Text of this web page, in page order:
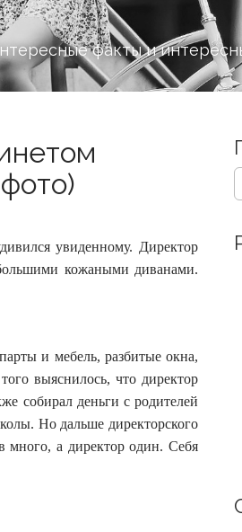
факты и
увиденному. Директор
кожаными диванами.
и мебель, разбитые окна,
выяснилось, что директор
собирал деньги с родителей
Но дальше директорского
а директор один. Себя
S
e
c